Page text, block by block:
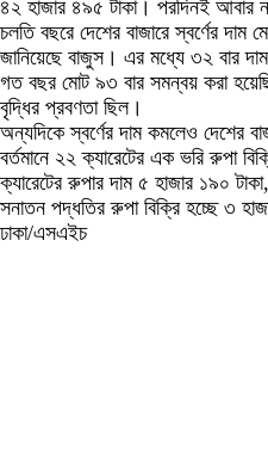
৪২ হাজার ৪৯৫ টাকা। পরদিনই আবার
চলতি বছরে দেশের বাজারে স্বর্ণের
জানিয়েছে বাজুস। এর মধ্যে ৩২ বার
গত বছর মোট ৯৩ বার সমন্বয় করা
বৃদ্ধির প্রবণতা ছিল।
অন্যদিকে স্বর্ণের দাম কমলেও দেশের
বর্তমানে ২২ ক্যারেটের এক ভরি রুপা
ক্যারেটের রুপার দাম ৫ হাজার ১৯০
সনাতন পদ্ধতির রুপা বিক্রি হচ্ছে ৩
ঢাকা/এসএইচ